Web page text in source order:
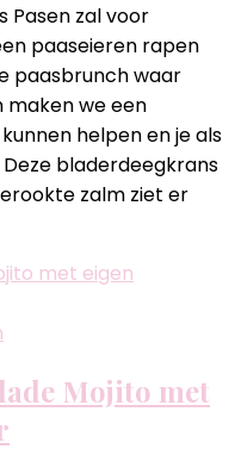
Pasen zal voor
paaseieren rapen
paasbrunch waar
maken we een
helpen en je als
bladerdeegkrans
zalm ziet er
Mojito met